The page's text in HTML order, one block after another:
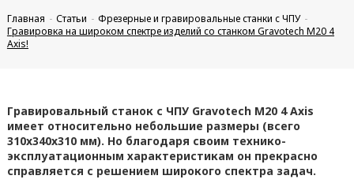
Главная Статьи
Фрезерные и гравировальные станки с ЧПУ
Гравировка на широком спектре изделий со станком Gravotech M20 4
Axis!
Гравировальный станок с ЧПУ Gravotech M20 4 Axis
имеет относительно небольшие размеры (всего
310x340x310 мм). Но благодаря своим технико-
эксплуатационным характеристикам он прекрасно
справляется с решением широкого спектра задач.